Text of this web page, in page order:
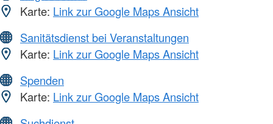
Karte: Link zur Google Maps Ansicht
Sanitätsdienst bei Veranstaltungen
Karte: Link zur Google Maps Ansicht
Spenden
Karte: Link zur Google Maps Ansicht